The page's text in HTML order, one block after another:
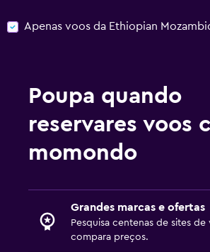
Apenas voos da Ethiopian
Poupa quando
reservares voos
momondo
Grandes marcas e ofertas
Pesquisa centenas de sites de
compara preços.